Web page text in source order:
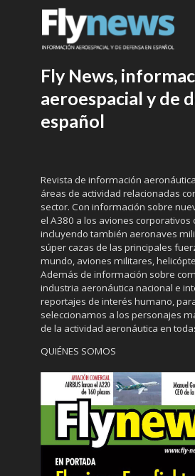
Fly News,
aeroespacial y de
español
Revista de información
áreas de actividad relacionadas
sector. Con información sobre
el A380 a los aviones corporativos
incluyendo también aeronaves
súper cazas de las principales
mundo, aviones militares,
Además de información sobre
industria aeronáutica nacional e
reportajes de interés humano,
seleccionamos a los personajes
de la actividad aeronáutica en
QUIÉNES SOMOS